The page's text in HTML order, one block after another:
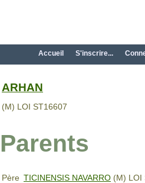
Accueil S'inscrire...
ARHAN
(M) LOI ST16607
Parents
Père TICINENSIS NAVARRO (M) LOI